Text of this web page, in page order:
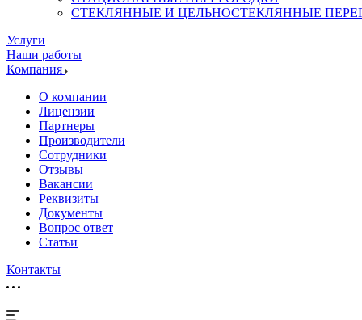
СТЕКЛЯННЫЕ И ЦЕЛЬНОСТЕКЛЯННЫЕ
Услуги
Наши работы
Компания
О компании
Лицензии
Партнеры
Производители
Сотрудники
Отзывы
Вакансии
Реквизиты
Документы
Вопрос ответ
Статьи
Контакты